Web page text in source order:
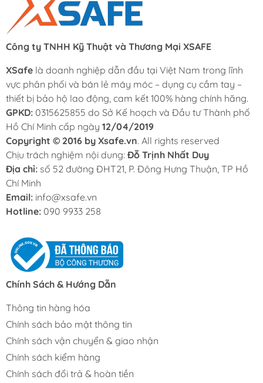
Công ty TNHH Kỹ Thuật và Thương Mại XSAFE
XSafe là doanh nghiệp dẫn đầu tại Việt Nam trong lĩnh
vực phân phối và bán lẻ máy móc – dụng cụ cầm tay –
thiết bị bảo hộ lao động, cam kết 100% hàng chính hãng.
GPKD: 0315625855 do Sở Kế hoạch và Đầu tư Thành phố
Hồ Chí Minh cấp ngày 12/04/2019
Copyright © 2016 by Xsafe.vn. All rights reserved
Chịu trách nghiệm nội dung: Đỗ Trịnh Nhất Duy
Địa chỉ: số 52 đường ĐHT21, P. Đông Hưng Thuận, TP Hồ
Chí Minh
Email: info@xsafe.vn
Hotline: 090 9933 258
Chính Sách & Hướng Dẫn
Thông tin hàng hóa
Chính sách bảo mật thông tin
Chính sách vận chuyển & giao nhận
Chính sách kiểm hàng
Chính sách đổi trả & hoàn tiền